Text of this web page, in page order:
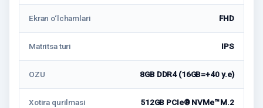
Ekran o‘lchamlari FHD
Matritsa turi IPS
OZU 8GB DDR4 (16GB=+40 у.е)
Xotira qurilmasi
512GB PCIe® NVMe™ M.2